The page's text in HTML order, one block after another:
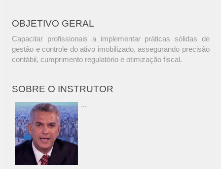
OBJETIVO GERAL
Capacitar profissionais a implementar práticas sólidas de
gestão e controle do ativo imobilizado, assegurando precisão
contábil, cumprimento regulatório e otimização fiscal.
SOBRE O INSTRUTOR
...